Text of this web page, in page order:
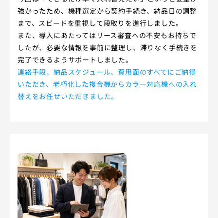
強かったため、機種選定から契約手続き、納品日の調整
まで、スピードを重視して段取りを進行しました。
また、導入にあたってはリース審査への不安もお持ちで
したが、必要な情報を事前に整理し、滞りなく手続きを
完了できるようサポートしました。
連絡手段、納品スケジュール、費用面のすべてにご納得
いただき、老朽化した複合機からカラー対応機への入れ
替えをお任せいただきました。